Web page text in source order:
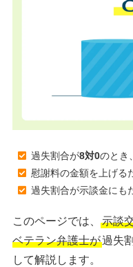
過失割合が8対0のとき
慰謝料の金額を上げる
過失割合が示談金にも
このページでは、
示談
ベテラン弁護士が過失
して解説します。